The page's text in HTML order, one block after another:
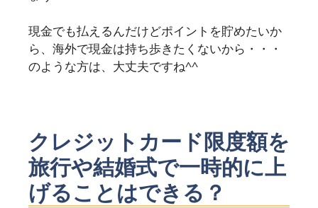
現金でも払えるんだけどポイントを貯めたいか
ら、海外で現金は持ち歩きたくないから・・・
のような方は、大丈夫ですね^^
クレジットカード限度額を
旅行や結婚式で一時的に上
げることはできる？